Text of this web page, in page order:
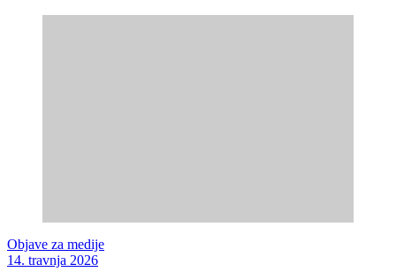
Objave za medije
14. travnja 2026